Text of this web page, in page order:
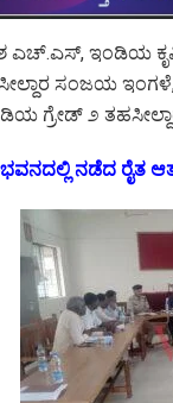
ಇಂಡಿಯ
ಸಂಜಯ
ಗ್ರೇಡ್ ೨
ನಡೆದ ರೈತ